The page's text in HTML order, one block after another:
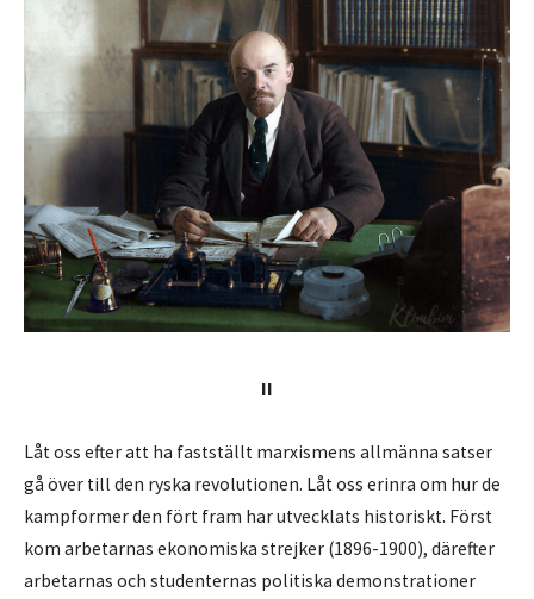
II
Låt oss efter att ha fastställt marxismens allmänna satser
gå över till den ryska revolutionen. Låt oss erinra om hur de
kampformer den fört fram har utvecklats historiskt. Först
kom arbetarnas ekonomiska strejker (1896-1900), därefter
arbetarnas och studenternas politiska demonstrationer